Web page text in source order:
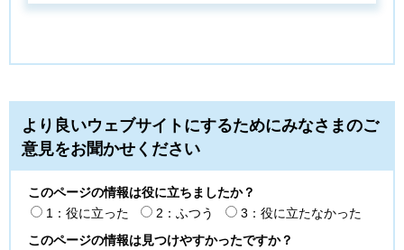
より良いウェブサイトにするためにみなさまのご
意見をお聞かせください
このページの情報は役に立ちましたか？
1：役に立った
2：ふつう
3：役に立たなかった
このページの情報は見つけやすかったですか？